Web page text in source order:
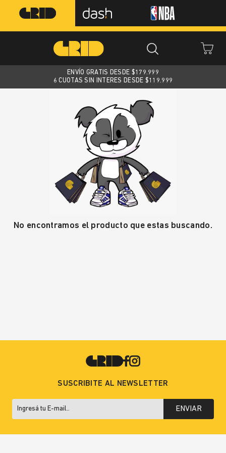
ENVÍO GRATIS DESDE $179.999
6 CUOTAS SIN INTERES DESDE $119.999
No encontramos el producto que estas buscando.
SUSCRIBITE AL NEWSLETTER
ENVIAR